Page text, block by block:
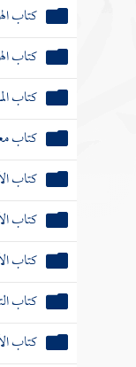
كتاب
كتاب
كتاب
كتاب
كتاب
كتاب
كتاب
كتاب
كتاب